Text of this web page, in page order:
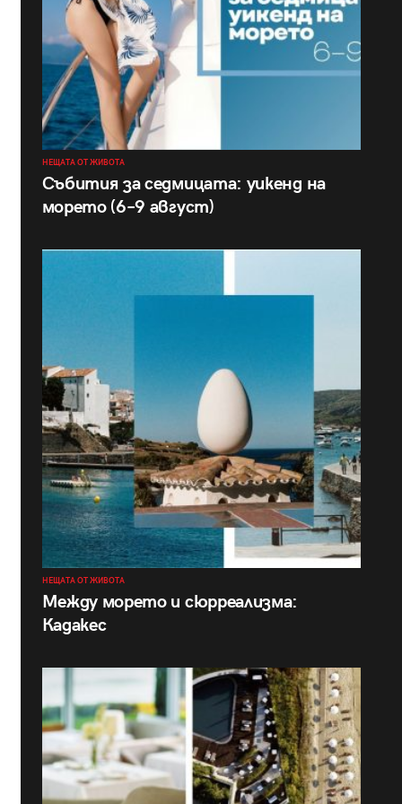
НЕЩАТА ОТ ЖИВОТА
Събития за седмицата: уикенд на
морето (6–9 август)
НЕЩАТА ОТ ЖИВОТА
Между морето и сюрреализма:
Кадакес